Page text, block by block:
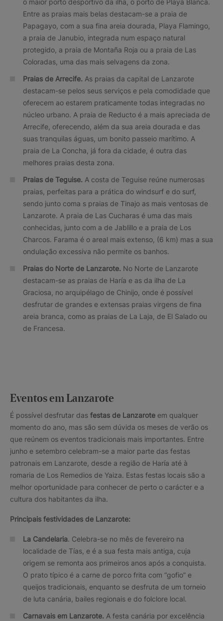
Entre as praias mais belas destacam-se a praia de
Papagayo, com a sua fina areia dourada, Playa Flamingo,
a praia de Janubio, integrada num espaço natural
protegido, a praia de Montaña Roja ou a praia de Las
Coloradas, uma das mais selvagens da zona.
Praias de Arrecife. As praias da capital de Lanzarote
destacam-se pelos seus serviços e pela comodidade que
oferecem ao estarem praticamente todas integradas no
núcleo urbano. A praia de Reducto é a mais apreciada de
Arrecife, oferecendo, além da sua areia dourada e das
suas tranquilas águas, um bonito passeio marítimo. A
praia de La Concha, já fora da cidade, é outra das
melhores praias desta zona.
Praias de Teguise. A costa de Teguise reúne numerosas
praias, perfeitas para a prática do windsurf e do surf,
sendo junto coma s praias de Tinajo as mais ventosas de
Lanzarote. A praia de Las Cucharas é uma das mais
conhecidas, junto com a de Jablillo e a praia de Los
Charcos. Farama é o areal mais extenso, (6 km) mas a sua
ondulação excessiva não permite os banhos.
Praias do Norte de Lanzarote. No Norte de Lanzarote
destacam-se as praias de Haría e as da ilha de La
Graciosa, no arquipélago de Chinijo, onde é possível
desfrutar de grandes e extensas praias virgens de fina
areia branca, como as praias de La Laja, de El Salado ou
de Francesa.
Eventos em Lanzarote
É possível desfrutar das festas de Lanzarote em qualquer
momento do ano, mas são sem dúvida os meses de verão os
que reúnem os eventos tradicionais mais importantes. Entre
junho e setembro celebram-se a maior parte das festas
patronais em Lanzarote, desde a região de Haría até à
romaria de Los Remedios de Yaiza. Estas festas locais são a
melhor oportunidade para conhecer de perto o carácter e a
cultura dos habitantes da ilha.
Principais festividades de Lanzarote:
La Candelaria. Celebra-se no mês de fevereiro na
localidade de Tías, e é a sua festa mais antiga, cuja
origem se remonta aos primeiros anos após a conquista.
O prato típico é a carne de porco frita com “gofio” e
queijos tradicionais, enquanto se desfruta de um torneio
de luta canária, bailes regionais e do folclore local.
Carnavais em Lanzarote. A festa canária por excelência